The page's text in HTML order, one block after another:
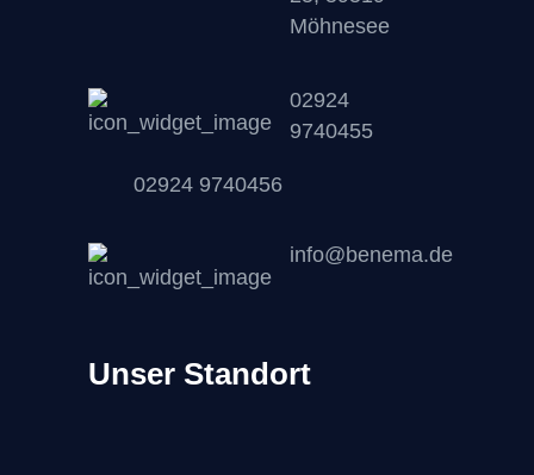
Möhnesee
02924
9740455
02924 9740456
info@benema.de
Unser Standort